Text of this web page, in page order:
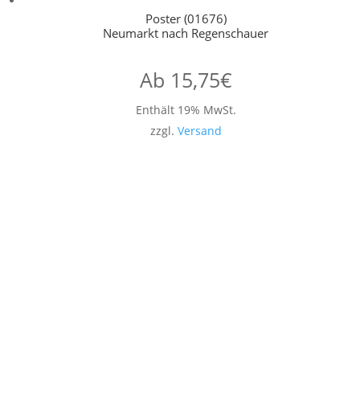
Poster (01676)
Neumarkt nach Regenschauer
Ab 15,75€
Enthält 19% MwSt.
zzgl. Versand